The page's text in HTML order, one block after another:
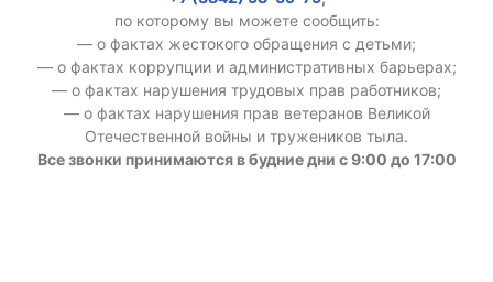
по которому вы можете сообщить:
— о фактах жестокого обращения с детьми;
— о фактах коррупции и административных барьерах;
— о фактах нарушения трудовых прав работников;
— о фактах нарушения прав ветеранов Великой
Отечественной войны и тружеников тыла.
Все звонки принимаются в будние дни с 9:00 до 17:00